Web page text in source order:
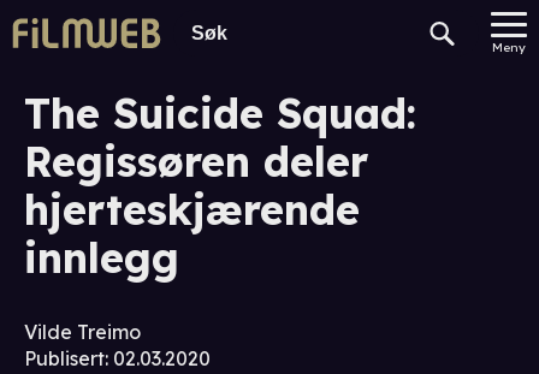
Meny
The Suicide Squad:
Regissøren deler
hjerteskjærende
innlegg
Vilde Treimo
Publisert: 02.03.2020